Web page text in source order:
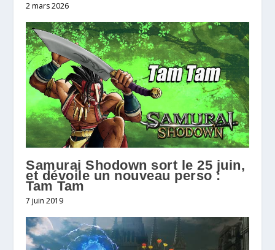
2 mars 2026
Samurai Shodown sort le 25 juin,
et dévoile un nouveau perso :
Tam Tam
7 juin 2019